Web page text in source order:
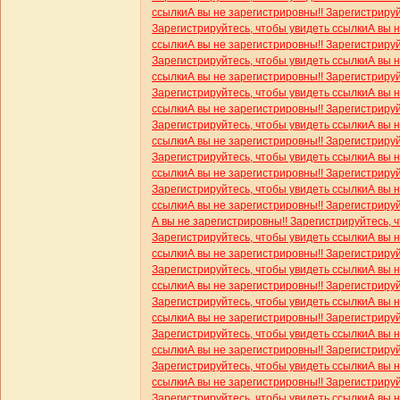
ссылкиА вы не зарегистрировны!!
Зарегистрируйтесь, чтобы увидеть ссылкиА вы
ссылкиА вы не зарегистрировны!!
Зарегистрируйтесь, чтобы увидеть ссылкиА вы
ссылкиА вы не зарегистрировны!!
Зарегистрируйтесь, чтобы увидеть ссылкиА вы
ссылкиА вы не зарегистрировны!!
Зарегистрируйтесь, чтобы увидеть ссылкиА вы
ссылкиА вы не зарегистрировны!!
Зарегистрируйтесь, чтобы увидеть ссылкиА вы
ссылкиА вы не зарегистрировны!!
Зарегистрируйтесь, чтобы увидеть ссылкиА вы
ссылкиА вы не зарегистрировны!!
А вы не зарегистрировны!! Зарегистрируйтесь,
Зарегистрируйтесь, чтобы увидеть ссылкиА вы
ссылкиА вы не зарегистрировны!!
Зарегистрируйтесь, чтобы увидеть ссылкиА вы
ссылкиА вы не зарегистрировны!!
Зарегистрируйтесь, чтобы увидеть ссылкиА вы
ссылкиА вы не зарегистрировны!!
Зарегистрируйтесь, чтобы увидеть ссылкиА вы
ссылкиА вы не зарегистрировны!!
Зарегистрируйтесь, чтобы увидеть ссылкиА вы
ссылкиА вы не зарегистрировны!!